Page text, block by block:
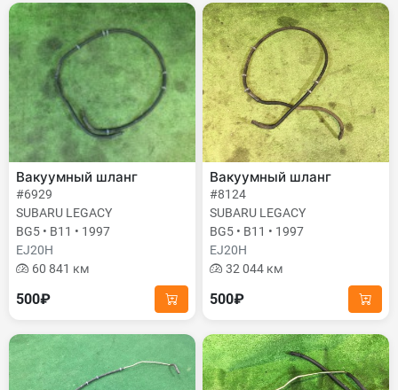
Вакуумный шланг
#6929
SUBARU LEGACY
BG5 • B11 • 1997
EJ20H
60 841 км
500₽
Вакуумный шланг
#8124
SUBARU LEGACY
BG5 • B11 • 1997
EJ20H
32 044 км
500₽